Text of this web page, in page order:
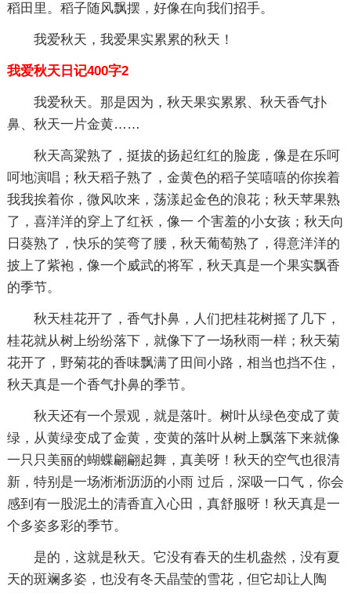
稻田里。稻子随风飘摆，好像在向我们招手。
我爱秋天，我爱果实累累的秋天！
我爱秋天日记400字2
我爱秋天。那是因为，秋天果实累累、秋天香气扑
鼻、秋天一片金黄……
秋天高粱熟了，挺拔的扬起红红的脸庞，像是在乐呵
呵地演唱；秋天稻子熟了，金黄色的稻子笑嘻嘻的你挨着
我我挨着你，微风吹来，荡漾起金色的浪花；秋天苹果熟
了，喜洋洋的穿上了红袄，像一 个害羞的小女孩；秋天向
日葵熟了，快乐的笑弯了腰，秋天葡萄熟了，得意洋洋的
披上了紫袍，像一个威武的将军，秋天真是一个果实飘香
的季节。
秋天桂花开了，香气扑鼻，人们把桂花树摇了几下，
桂花就从树上纷纷落下，就像下了一场秋雨一样；秋天菊
花开了，野菊花的香味飘满了田间小路，相当也挡不住，
秋天真是一个香气扑鼻的季节。
秋天还有一个景观，就是落叶。树叶从绿色变成了黄
绿，从黄绿变成了金黄，变黄的落叶从树上飘落下来就像
一只只美丽的蝴蝶翩翩起舞，真美呀！秋天的空气也很清
新，特别是一场淅淅沥沥的小雨 过后，深吸一口气，你会
感到有一股泥土的清香直入心田，真舒服呀！秋天真是一
个多姿多彩的季节。
是的，这就是秋天。它没有春天的生机盎然，没有夏
天的斑斓多姿，也没有冬天晶莹的雪花，但它却让人陶